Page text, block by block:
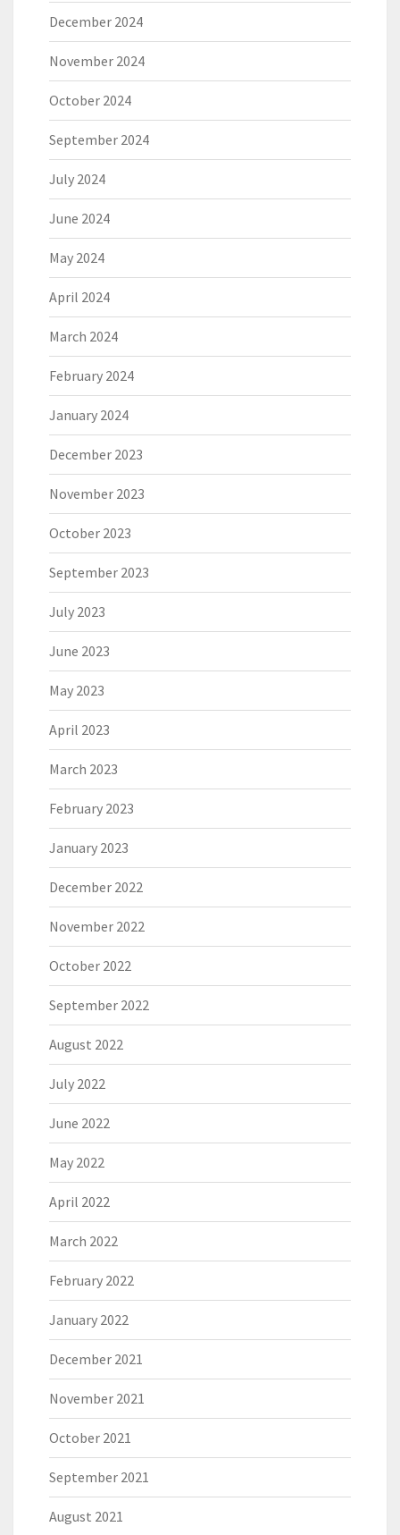
December 2024
November 2024
October 2024
September 2024
July 2024
June 2024
May 2024
April 2024
March 2024
February 2024
January 2024
December 2023
November 2023
October 2023
September 2023
July 2023
June 2023
May 2023
April 2023
March 2023
February 2023
January 2023
December 2022
November 2022
October 2022
September 2022
August 2022
July 2022
June 2022
May 2022
April 2022
March 2022
February 2022
January 2022
December 2021
November 2021
October 2021
September 2021
August 2021